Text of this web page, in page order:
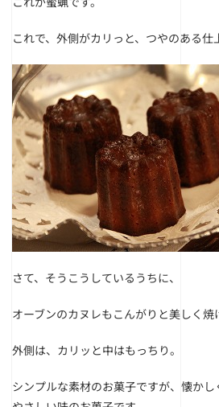
これで、外側がカリっと、つやのある仕
さて、そうこうしているうちに、
オーブンのカヌレもこんがりと美しく焼
外側は、カリッと中はもっちり。
シンプルな素材のお菓子ですが、懐かし